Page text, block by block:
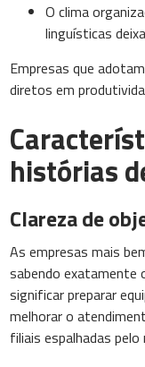
O clima
linguísticas
Empresas que
diretos em
histórias
Clareza de
As empresas mais
sabendo exatamente
significar preparar
melhorar o
filiais espalhadas pelo